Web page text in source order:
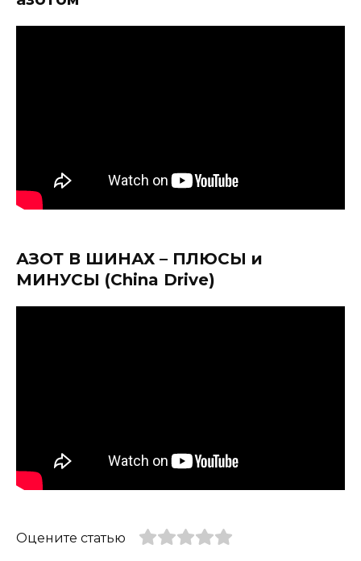
АЗОТ В ШИНАХ – ПЛЮСЫ и
МИНУСЫ (China Drive)
Оцените статью